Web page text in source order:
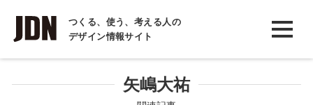
つくる、使う、考える人の
デザイン情報サイト
INTERVIEW
インタビュー
矢嶋大祐